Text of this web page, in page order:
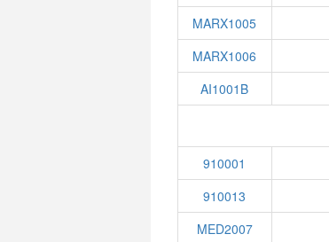
MARX1005
MARX1006
AI1001B
910001
910013
MED2007